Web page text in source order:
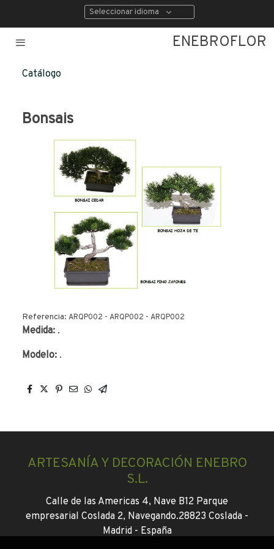
Seleccionar idioma
ENEBROFLOR
Catálogo
Bonsais
Referencia: ARQP002 - ARQP002 - ARQP002
Medida: .
Modelo: .
ARTESANÍA Y DECORACIÓN ENEBRO
S.L.
Calle de las Americas 4, Nave B12 Parque
empresarial Coslada 2, Navegando.28823 Coslada -
Madrid - España